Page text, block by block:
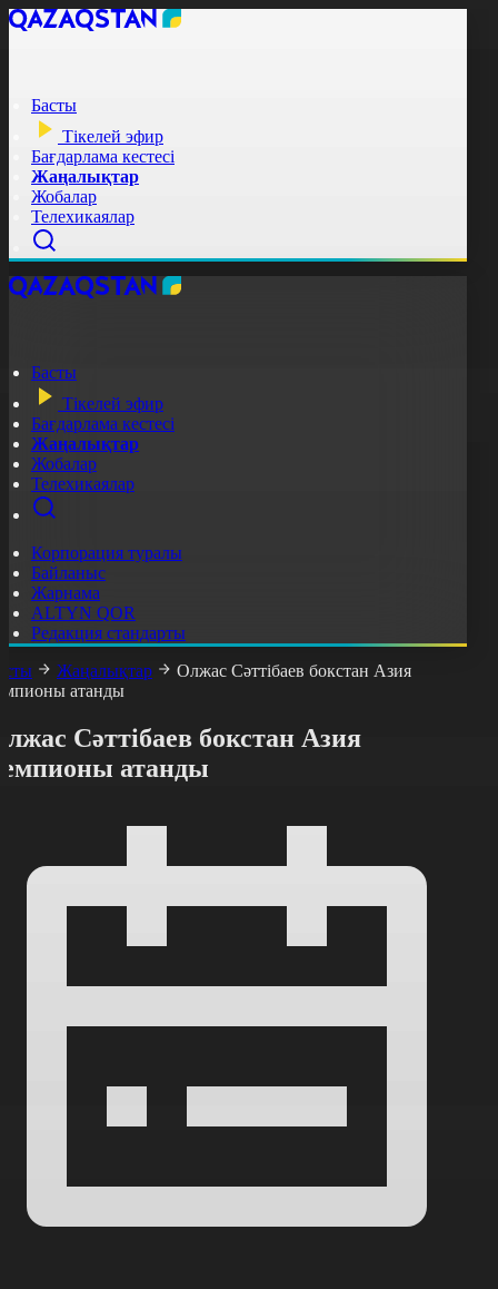
Басты
Тікелей эфир
Бағдарлама кестесі
Жаңалықтар
Жобалар
Телехикаялар
Басты
Тікелей эфир
Бағдарлама кестесі
Жаңалықтар
Жобалар
Телехикаялар
Корпорация туралы
Байланыс
Жарнама
ALTYN QOR
Редакция стандарты
Жаңалықтар
Олжас Сәттібаев бокстан Азия
атанды
Сәттібаев бокстан Азия
атанды